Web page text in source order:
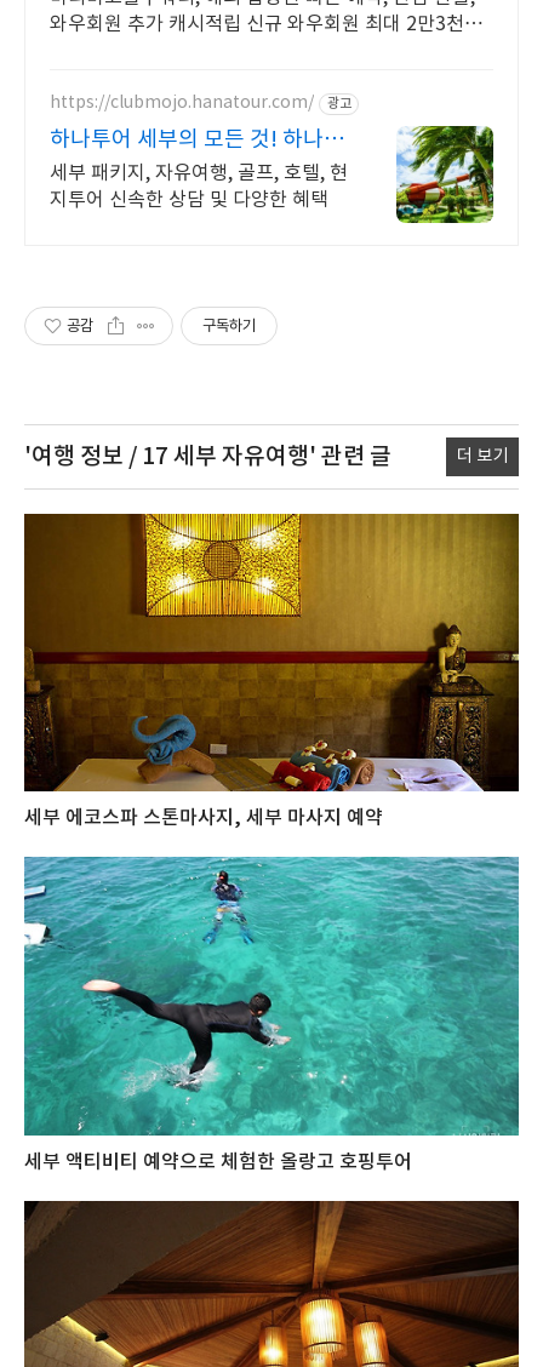
와우회원 추가 캐시적립 신규 와우회원 최대 2만3천원
https://clubmojo.hanatour.com/ 광고
하나투어 세부의 모든 것! 하나투
어 공식인증 예약센터
세부 패키지, 자유여행, 골프, 호텔, 현
지투어 신속한 상담 및 다양한 혜택
공감 구독하기
'여행 정보 / 17 세부 자유여행' 관련 글 더 보기
세부 에코스파 스톤마사지, 세부 마사지 예약
세부 액티비티 예약으로 체험한 올랑고 호핑투어